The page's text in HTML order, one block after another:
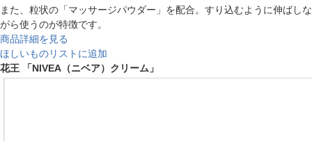
また、粒状の「マッサージパウダー」を配合。すり込むように伸ばしな
がら使うのが特徴です。
商品詳細を見る
ほしいものリストに追加
花王 「NIVEA（ニベア）クリーム」